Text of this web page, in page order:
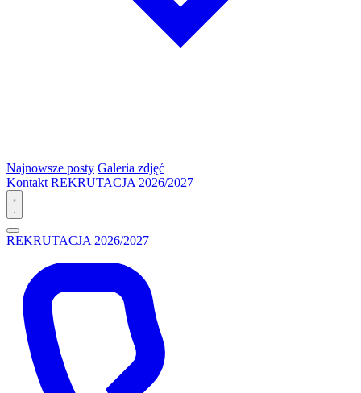
Najnowsze posty Galeria zdjęć
Kontakt REKRUTACJA 2026/2027
REKRUTACJA 2026/2027